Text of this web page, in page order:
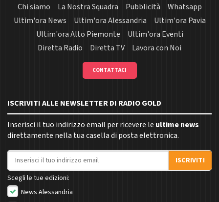
Chi siamo La Nostra Squadra Pubblicità
Whatsapp
Ultim'ora News
Ultim'ora Alessandria
Ultim'ora Pavia
Ultim'ora Alto Piemonte
Ultim'ora Eventi
Diretta Radio
Diretta TV Lavora con Noi
CONTATTACI
ISCRIVITI ALLE NEWSLETTER DI RADIO GOLD
Inserisci il tuo indirizzo email per ricevere le ultime news
direttamente nella tua casella di posta elettronica.
Indirizzo email
ISCRIVITI
Scegli le tue edizioni:
News Alessandria